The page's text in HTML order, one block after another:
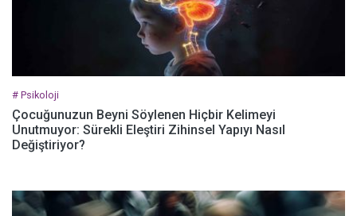
# Psikoloji
Çocuğunuzun Beyni Söylenen Hiçbir Kelimeyi
Unutmuyor: Sürekli Eleştiri Zihinsel Yapıyı Nasıl
Değiştiriyor?